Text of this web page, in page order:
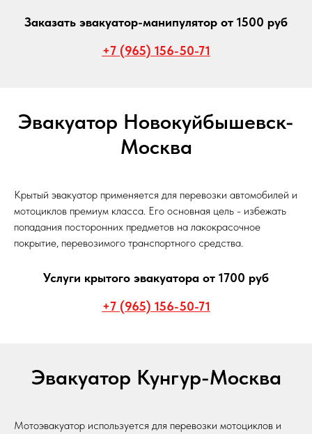
Заказать эвакуатор-манипулятор от 1500 руб
+7 (965) 156-50-71
Эвакуатор Новокуйбышевск-
Москва
Крытый эвакуатор применяется для перевозки автомобилей и
мотоциклов премиум класса. Его основная цель - избежать
попадания посторонних предметов на лакокрасочное
покрытие, перевозимого транспортного средства.
Услуги крытого эвакуатора от 1700 руб
+7 (965) 156-50-71
Эвакуатор Кунгур-Москва
Мотоэвакуатор используется для перевозки мотоциклов и